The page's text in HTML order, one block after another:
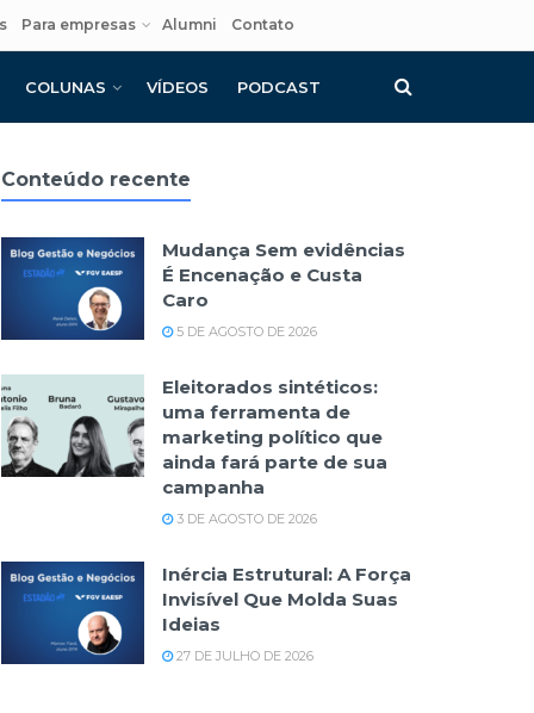
Para empresas Alumni Contato
COLUNAS VÍDEOS PODCAST
Conteúdo recente
Mudança Sem evidências
É Encenação e Custa
Caro
5 DE AGOSTO DE 2026
Eleitorados sintéticos:
uma ferramenta de
marketing político que
ainda fará parte de sua
campanha
3 DE AGOSTO DE 2026
Inércia Estrutural: A Força
Invisível Que Molda Suas
Ideias
27 DE JULHO DE 2026